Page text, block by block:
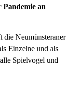
Pandemie an
Neumünsteraner
Einzelne und als
Spielvogel und